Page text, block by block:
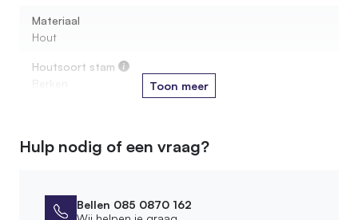
Materiaal
Hout
Houtsoort stam
Berken
Kleur voet
Toon meer
Hulp nodig of een vraag?
Bellen 085 0870 162